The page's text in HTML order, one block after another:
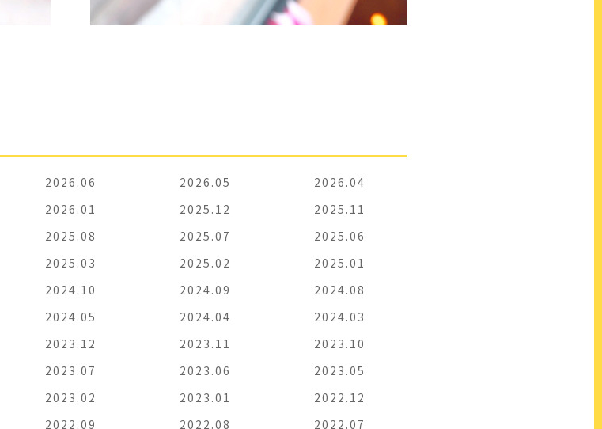
2026.06 2026.05
2026.04
2026.01 2025.12
2025.11
2025.08 2025.07
2025.06
2025.03 2025.02
2025.01
2024.10 2024.09
2024.08
2024.05 2024.04
2024.03
2023.12 2023.11
2023.10
2023.07 2023.06
2023.05
2023.02 2023.01
2022.12
2022.09 2022.08
2022.07